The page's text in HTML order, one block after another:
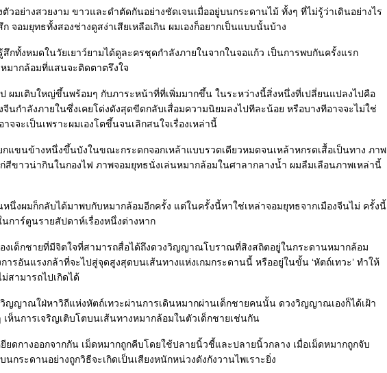
ตัวอย่างสวยงาม ขาวและดำตัดกันอย่างชัดเจนเมื่ออยู่บนกระดานไม้ ทั้งๆ ที่ไม่รู้ว่าเดินอย่างไร
จอมยุทธทั้งสองช่างดูสง่าเสียเหลือเกิน ผมเองก็อยากเป็นแบบนั้นบ้าง
กทั้งหมดในวัยเยาว์ยามได้ดูละครชุดกำลังภายในจากในจอแก้ว เป็นการพบกันครั้งแรก
มากล้อมที่แสนจะติดตาตรึงใจ
ผมเติบใหญ่ขึ้นพร้อมๆ กับภาระหน้าที่ที่เพิ่มมากขึ้น ในระหว่างนี้สิ่งหนึ่งที่เปลี่ยนแปลงไปคือ
นกำลังภายในซึ่งเคยโด่งดังสุดขีดกลับเสื่อมความนิยมลงไปทีละน้อย หรือบางทีอาจจะไม่ใช่
จจะเป็นเพราะผมเองโตขึ้นจนเลิกสนใจเรื่องเหล่านี้
แขนข้างหนึ่งขึ้นบังในขณะกระดกจอกเหล้าแบบรวดเดียวหมดจนเหล้าหกรดเสื้อเป็นทาง ภาพ
สีขาวน่ากินในกองไฟ ภาพจอมยุทธนั่งเล่นหมากล้อมในศาลากลางน้ำ ผมลืมเลือนภาพเหล่านี้
นึ่งผมก็กลับได้มาพบกับหมากล้อมอีกครั้ง แต่ในครั้งนี้หาใช่เหล่าจอมยุทธจากเมืองจีนไม่ ครั้งนี้
การ์ตูนรายสัปดาห์เรื่องหนึ่งต่างหาก
งเด็กชายที่มีจิตใจที่สามารถสื่อได้ถึงดวงวิญญาณโบราณที่สิงสถิตอยู่ในกระดานหมากล้อม
ารอันแรงกล้าที่จะไปสู่จุดสูงสุดบนเส้นทางแห่งเกมกระดานนี้ หรืออยู่ในขั้น ‘หัตถ์เทวะ’ ทำให้
สามารถไปเกิดได้
ญาณใฝ่หาวิถีแห่งหัตถ์เทวะผ่านการเดินหมากผ่านเด็กชายคนนั้น ดวงวิญญาณเองก็ได้เฝ้า
เห็นการเจริญเติบโตบนเส้นทางหมากล้อมในตัวเด็กชายเช่นกัน
ยดกางออกจากกัน เม็ดหมากถูกคีบโดยใช้ปลายนิ้วชี้และปลายนิ้วกลาง เมื่อเม็ดหมากถูกจับ
กระดานอย่างถูกวิธีจะเกิดเป็นเสียงหนักหน่วงดังกังวานไพเราะยิ่ง